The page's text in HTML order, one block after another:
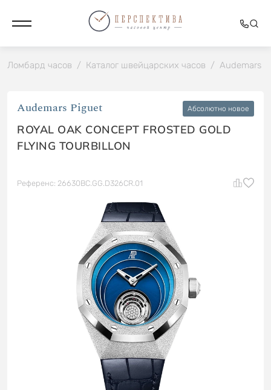
Ломбард часов / Каталог швейцарских часов / Audemars
Audemars Piguet Абсолютно новое
ROYAL OAK CONCEPT FROSTED GOLD
FLYING TOURBILLON
Референс: 26630BC.GG.D326CR.01